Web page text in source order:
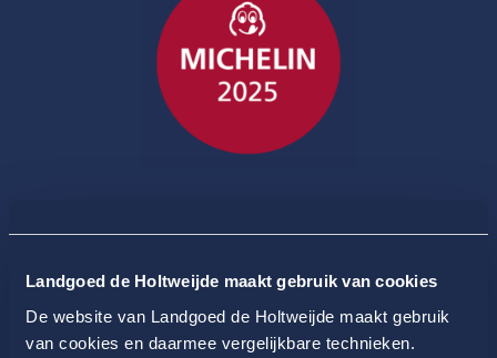
Landgoed de Holtweijde maakt gebruik van cookies
De website van Landgoed de Holtweijde maakt gebruik
van cookies en daarmee vergelijkbare technieken.